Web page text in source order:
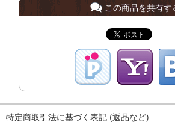
この商品を共有す
特定商取引法に基づく表記 (返品など)